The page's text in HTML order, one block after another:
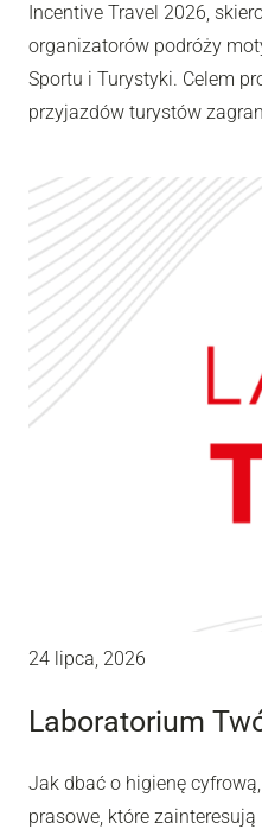
Incentive Travel 2026,
organizatorów podróży
Sportu i Turystyki. Celem
przyjazdów turystów
24 lipca, 2026
Laboratorium
Jak dbać o higienę
prasowe, które